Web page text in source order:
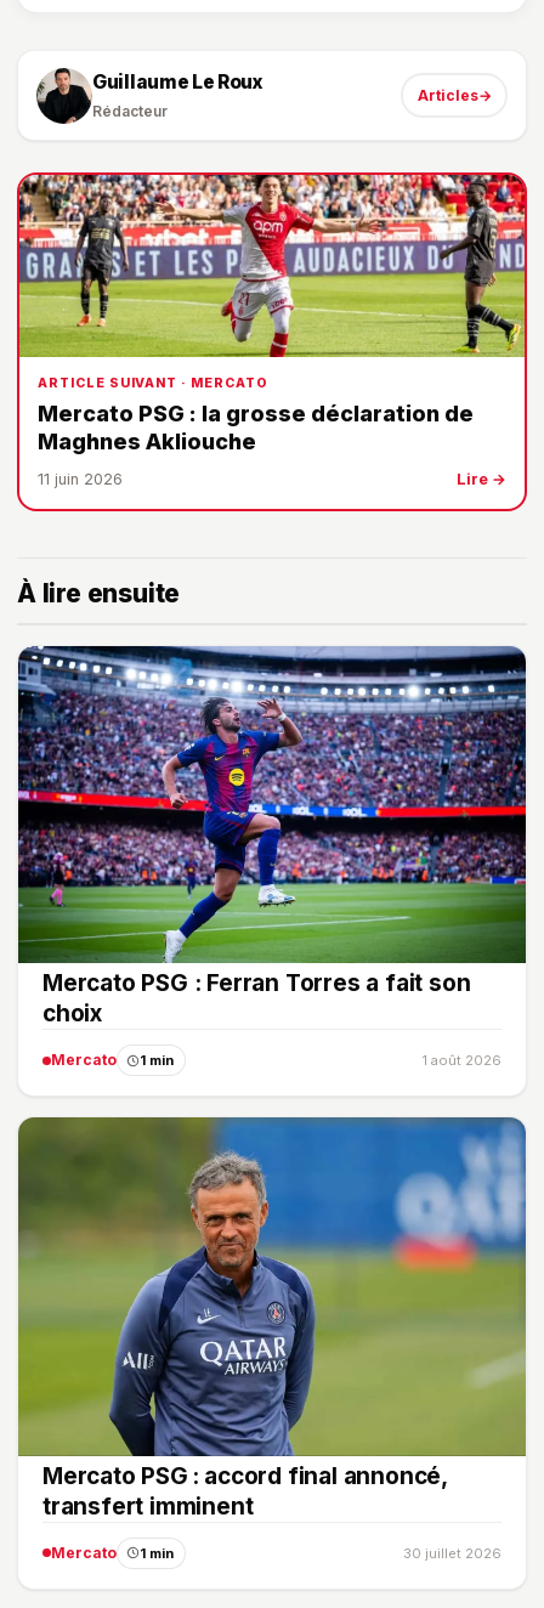
Guillaume Le Roux
Rédacteur
Articles→
ARTICLE SUIVANT · MERCATO
Mercato PSG : la grosse déclaration de
Maghnes Akliouche
11 juin 2026 Lire →
À lire ensuite
Mercato PSG : Ferran Torres a fait son
choix
Mercato 1 min 1 août 2026
Mercato PSG : accord final annoncé,
transfert imminent
Mercato 1 min 30 juillet 2026